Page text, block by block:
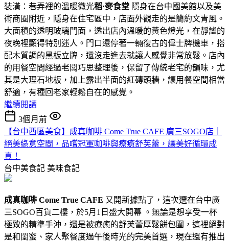
裝潢：巷弄裡的溫暖微光稻·麥食堂 隱身在台中國美館以及美
術商圈附近，隱身在住宅區中，店面外觀走的是簡約文青風。
大面積的透明玻璃門面，透出店內溫暖的黃色燈光，在靜謐的
夜晚裡顯得特別迷人。門口還停著一輛復古的偉士牌機車，搭
配木質調的黑板立牌，還沒走進去就讓人感覺非常放鬆。店內
的用餐空間經過老闆巧思整理後，保留了傳統老宅的韻味，尤
其是大理石地板，加上露出半面的紅磚頭牆，讓用餐空間相當
舒適，有種回老家輕鬆自在的感覺。
繼續閱讀
3個月前
【台中西區美食】成真咖啡 Come True CAFE 廣三SOGO店｜
絕美綠意空間，品嚐冠軍咖啡與療癒舒芙蕾，讓美好循環成
真！
台中美食記 美味食記
成真咖啡 Come True CAFE 又開新據點了，這次選在台中廣
三SOGO百貨二樓，於5月1日盛大開幕 。無論是想享受一杯
極致的精準手沖，還是被療癒的舒芙蕾厚鬆餅包圍，這裡絕對
是和閨蜜、家人聚餐度過午後時光的完美首選，現在還有推出